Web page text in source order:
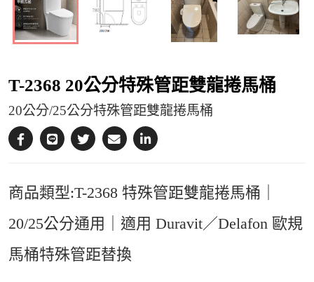
T-2368 20公分特殊管距雙龍捲馬桶
20公分/25公分特殊管距雙龍捲馬桶
商品類型:T-2368 特殊管距雙龍捲馬桶｜
20/25公分通用｜適用 Duravit／Delafon 歐規
馬桶特殊管距替換